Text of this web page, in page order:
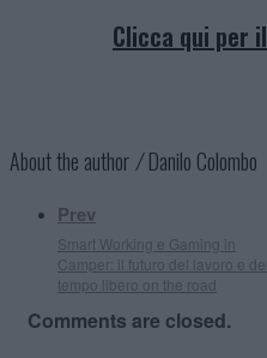
Clicca qui per
About the author ⁄Danilo Colombo
Prev
Smart Working e Gaming in
Camper: il futuro del lavoro e del
tempo libero on the road
Comments are closed.